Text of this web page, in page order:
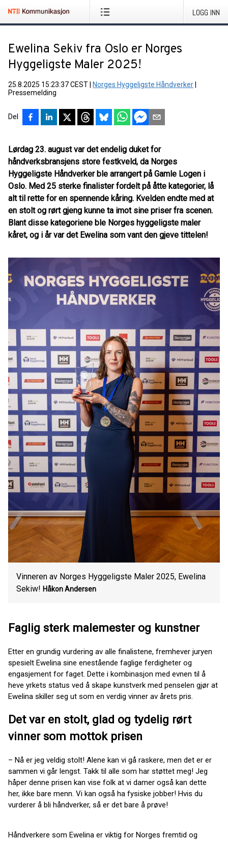
LOGG INN
Ewelina Sekiv fra Oslo er Norges
Hyggeligste Maler 2025!
25.8.2025 15:23:37 CEST Norges Hyggeligste Håndverker
Pressemelding
Del
Lørdag 23. august var det endelig duket for
håndverksbransjens store festkveld, da Norges
Hyggeligste Håndverker ble arrangert på Gamle Logen i
Oslo. Med 25 sterke finalister fordelt på åtte kategorier, lå
alt til rette for en spennende kåring. Kvelden endte med at
en stolt og rørt gjeng kunne ta imot sine priser fra scenen.
Blant disse kategoriene ble Norges hyggeligste maler
kåret, og i år var det Ewelina som vant den gjeve tittelen!
Vinneren av Norges Hyggeligste Maler 2025, Ewelina
Sekiw! Håkon Andersen
Faglig sterk malemester og kunstner
Etter en grundig vurdering av alle finalistene, fremhever juryen
spesielt Ewelina sine enestående faglige ferdigheter og
engasjement for faget. Dette i kombinasjon med evnen til å
heve yrkets status ved å skape kunstverk med penselen gjør at
Ewelina skiller seg ut som en verdig vinner av årets pris.
Det var en stolt, glad og tydelig rørt
vinner som mottok prisen
– Nå er jeg veldig stolt! Alene kan vi gå raskere, men det er er
sammen vi går lengst. Takk til alle som har støttet meg! Jeg
håper denne prisen kan vise folk at vi damer også kan dette
her, ikke bare menn. Vi kan også ha fysiske jobber! Hvis du
vurderer å bli håndverker, så er det bare å prøve!
Håndverkere som Ewelina er viktig for Norges fremtid og